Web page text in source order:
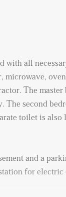
with all
microwave,
The master
The second
toilet is also
and a
for electric